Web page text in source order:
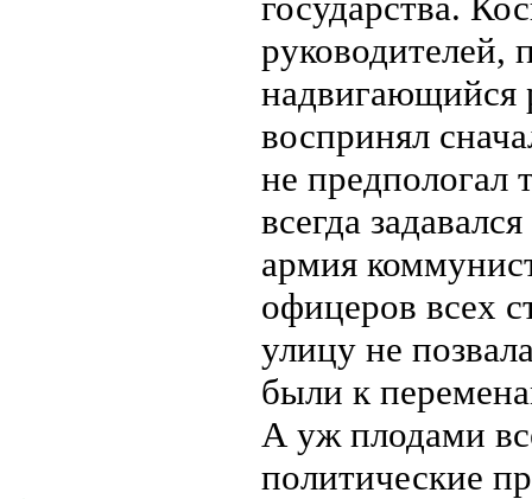
руководителей,
надвигающийся
воспринял
не предпологал
всегда
армия
офицеров всех
улицу не
были к
А уж плодами
политические